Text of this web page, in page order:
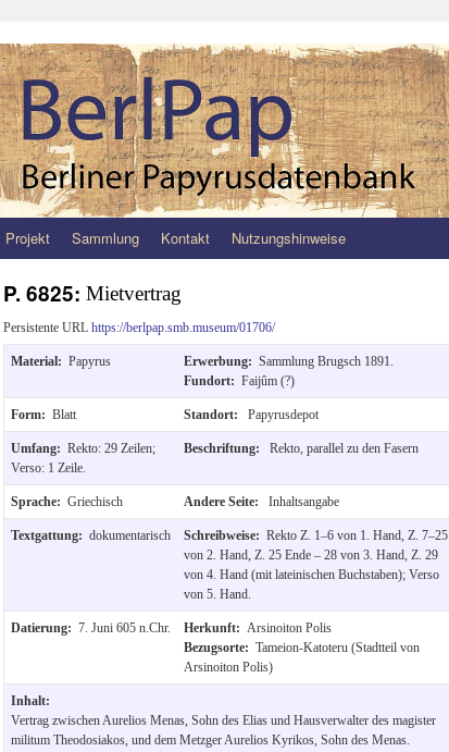
Zum
springen
Projekt Sammlung Kontakt Nutzungshinweise
P. 6825: Mietvertrag
Persistente URL https://berlpap.smb.museum/01706/
Material: Papyrus Erwerbung: Sammlung Brugsch 1891.
Fundort: Faijûm (?)
Form: Blatt Standort: Papyrusdepot
Umfang: Rekto: 29 Zeilen;
Verso: 1 Zeile.
Beschriftung: Rekto, parallel zu den Fasern
Sprache: Griechisch Andere Seite: Inhaltsangabe
Textgattung: dokumentarisch Schreibweise: Rekto Z. 1–6 von 1. Hand, Z. 7–25
von 2. Hand, Z. 25 Ende – 28 von 3. Hand, Z. 29
von 4. Hand (mit lateinischen Buchstaben); Verso
von 5. Hand.
Datierung: 7. Juni 605 n.Chr. Herkunft: Arsinoiton Polis
Bezugsorte: Tameion-Katoteru (Stadtteil von
Arsinoiton Polis)
Inhalt:
Vertrag zwischen Aurelios Menas, Sohn des Elias und Hausverwalter des magister
militum Theodosiakos, und dem Metzger Aurelios Kyrikos, Sohn des Menas.